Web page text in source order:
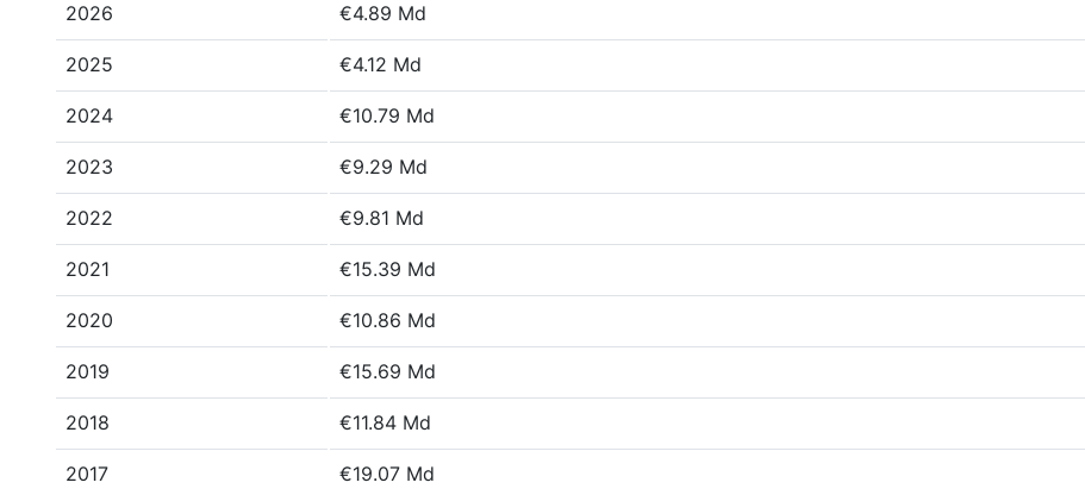
2026 €4.89 Md
2025 €4.12 Md
2024 €10.79 Md
2023 €9.29 Md
2022 €9.81 Md
2021 €15.39 Md
2020 €10.86 Md
2019 €15.69 Md
2018 €11.84 Md
2017 €19.07 Md